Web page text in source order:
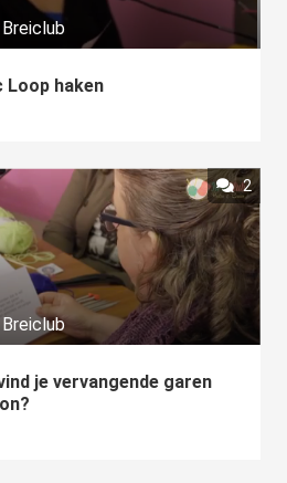
Loop haken
2
je vervangende garen